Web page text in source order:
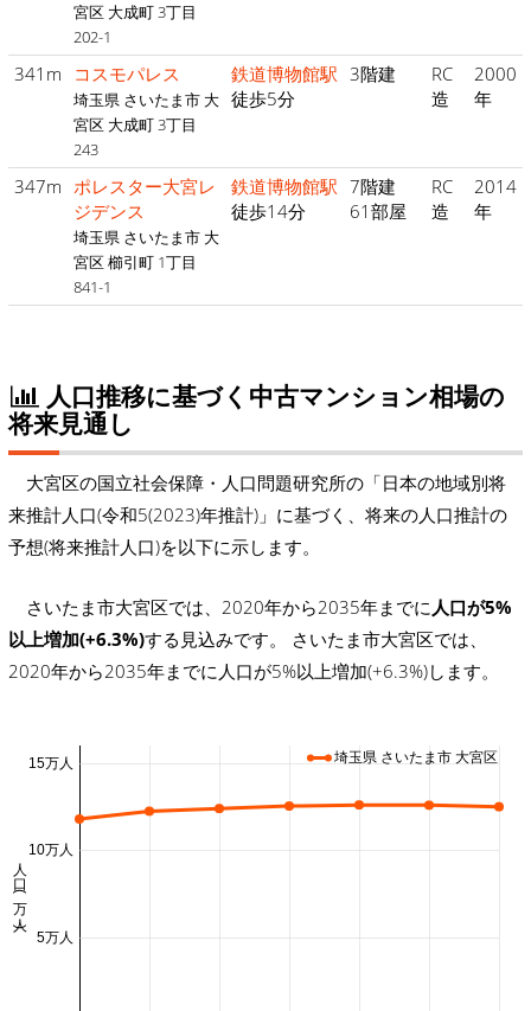
宮区 大成町 3丁目
202-1
341m コスモパレス
埼玉県 さいたま市 大
宮区 大成町 3丁目
243
鉄道博物館駅
徒歩5分
3階建
RC
造
2000
年
347m ポレスター大宮レ
ジデンス
埼玉県 さいたま市 大
宮区 櫛引町 1丁目
841-1
鉄道博物館駅
徒歩14分
7階建
61部屋
RC
造
2014
年
人口推移に基づく中古マンション相場の
将来見通し
大宮区の国立社会保障・人口問題研究所の「日本の地域別将
来推計人口(令和5(2023)年推計)」に基づく、将来の人口推計の
予想(将来推計人口)を以下に示します。
さいたま市大宮区では、2020年から2035年までに 人口が5%
以上増加(+6.3%)する見込みです。 さいたま市大宮区では、
2020年から2035年までに人口が5%以上増加(+6.3%)します。
5万人
10万人
15万人
人口 (万人)
埼玉県 さいたま市 大宮区